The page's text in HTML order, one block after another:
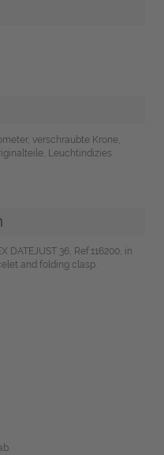
verschraubte Krone,
Leuchtindizies
36, Ref.116200, in
and folding clasp.